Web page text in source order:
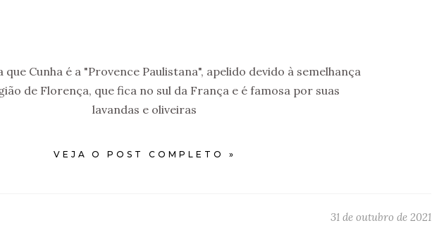
que Cunha é a "Provence Paulistana", apelido devido à semelhança
de Florença, que fica no sul da França e é famosa por suas
lavandas e oliveiras
VEJA O POST COMPLETO »
31 de outubro de 2021